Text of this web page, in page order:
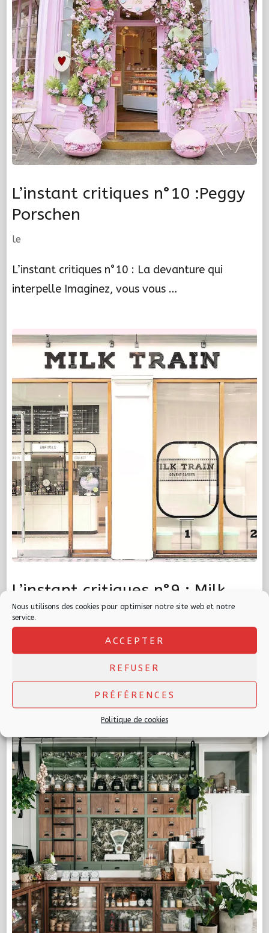
Nous utilisons des cookies pour optimiser notre site web et notre
service.
ACCEPTER
REFUSER
PRÉFÉRENCES
Politique de cookies
L’instant critiques n°10 :Peggy
Porschen
le
L’instant critiques n°10 : La devanture qui
interpelle Imaginez, vous vous …
L’instant critiques n°9 : Milk
Train
L’instant critiques n°9 : La scénographie du
commerce Le concept d’agencement …